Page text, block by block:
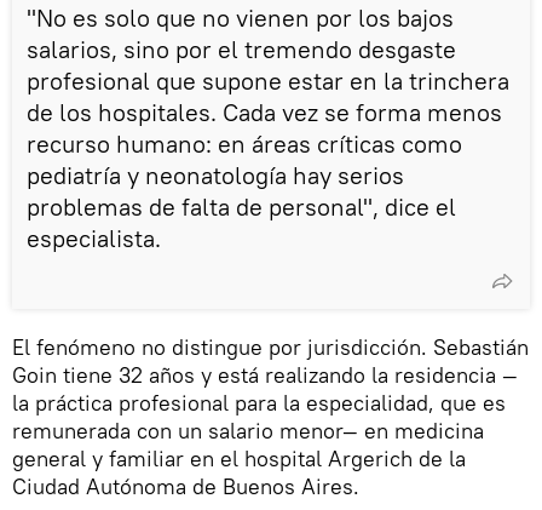
"No es solo que no vienen por los bajos
salarios, sino por el tremendo desgaste
profesional que supone estar en la trinchera
de los hospitales. Cada vez se forma menos
recurso humano: en áreas críticas como
pediatría y neonatología hay serios
problemas de falta de personal", dice el
especialista.
El fenómeno no distingue por jurisdicción. Sebastián
Goin tiene 32 años y está realizando la residencia —
la práctica profesional para la especialidad, que es
remunerada con un salario menor— en medicina
general y familiar en el hospital Argerich de la
Ciudad Autónoma de Buenos Aires.